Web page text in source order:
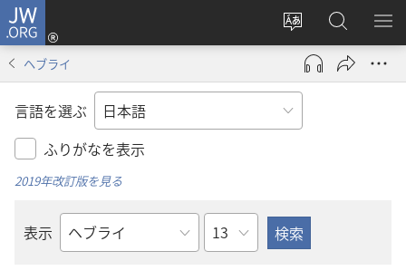
JW.ORG
サ
イ
ト
の
言
え
る
ロ
グ
ン
し
で
開
JW.ORG
の
検
メ
を
ヘブライ
言語を選ぶ
ふりがなを表示
2019年改訂版を見る
表示
聖
章